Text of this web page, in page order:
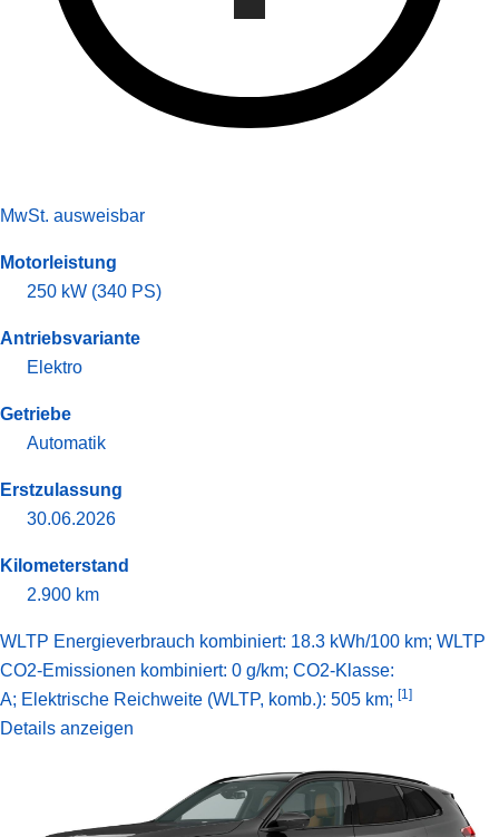
MwSt. ausweisbar
Motorleistung
250 kW (340 PS)
Antriebsvariante
Elektro
Getriebe
Automatik
Erstzulassung
30.06.2026
Kilometerstand
2.900 km
WLTP Energieverbrauch kombiniert: 18.3 kWh/100 km; WLTP
CO2-Emissionen kombiniert: 0 g/km; CO2-Klasse:
A; Elektrische Reichweite (WLTP, komb.): 505 km; [1]
Details anzeigen